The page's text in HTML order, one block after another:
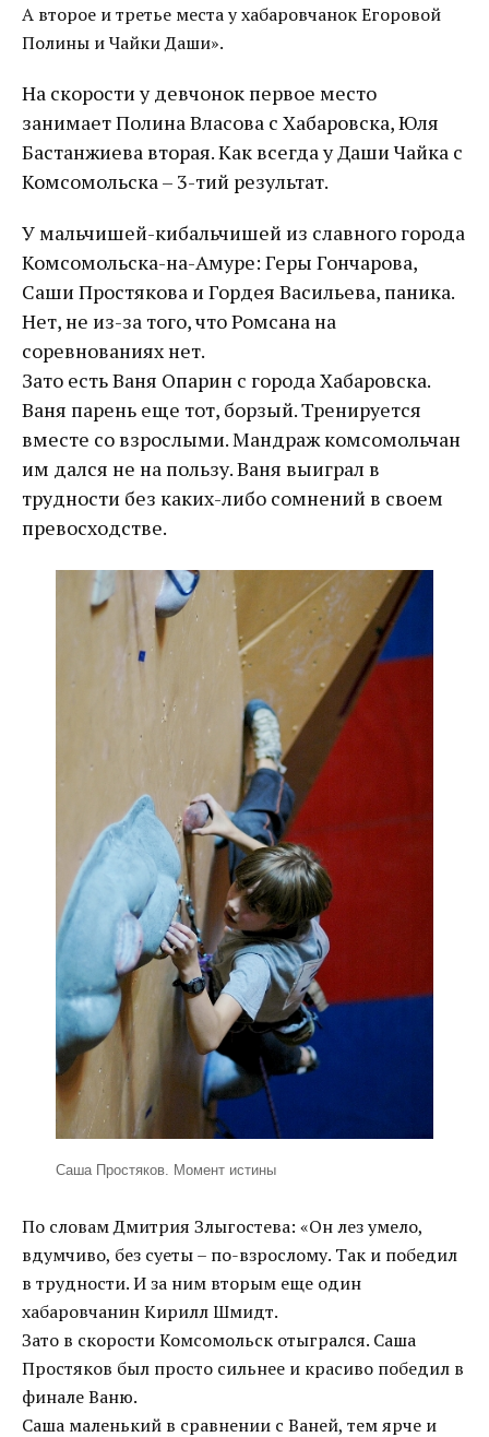
А второе и третье места у хабаровчанок Егоровой
Полины и Чайки Даши».
На скорости у девчонок первое место
занимает Полина Власова с Хабаровска, Юля
Бастанжиева вторая. Как всегда у Даши Чайка с
Комсомольска – 3-тий результат.
У мальчишей-кибальчишей из славного города
Комсомольска-на-Амуре: Геры Гончарова,
Саши Простякова и Гордея Васильева, паника.
Нет, не из-за того, что Ромсана на
соревнованиях нет.
Зато есть Ваня Опарин с города Хабаровска.
Ваня парень еще тот, борзый. Тренируется
вместе со взрослыми. Мандраж комсомольчан
им дался не на пользу. Ваня выиграл в
трудности без каких-либо сомнений в своем
превосходстве.
Саша Простяков. Момент истины
По словам Дмитрия Злыгостева: «Он лез умело,
вдумчиво, без суеты – по-взрослому. Так и победил
в трудности. И за ним вторым еще один
хабаровчанин Кирилл Шмидт.
Зато в скорости Комсомольск отыгрался. Саша
Простяков был просто сильнее и красиво победил в
финале Ваню.
Саша маленький в сравнении с Ваней, тем ярче и